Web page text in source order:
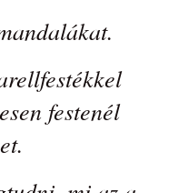
festenél